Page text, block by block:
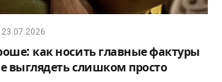
23.07.2026
как носить главные фактуры
выглядеть слишком просто